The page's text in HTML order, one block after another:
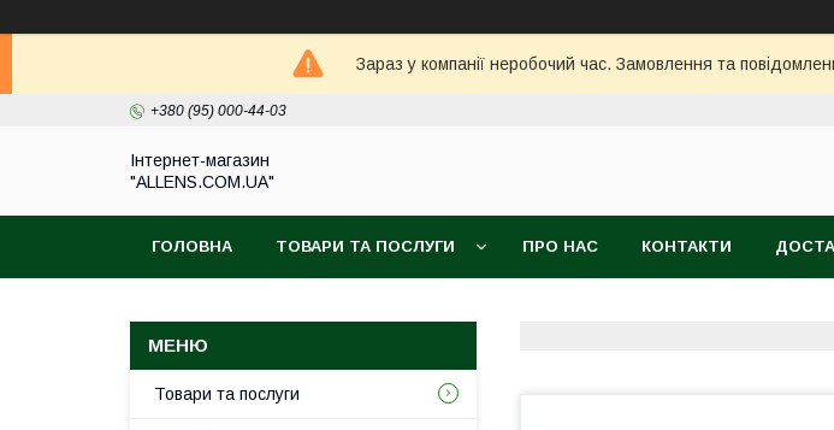
Зараз у компанії неробочий час. Замовлення та
+380 (95) 000-44-03
Інтернет-магазин
"ALLENS.COM.UA"
ГОЛОВНА ТОВАРИ ТА ПОСЛУГИ ПРО НАС КОНТАКТИ
Товари та послуги